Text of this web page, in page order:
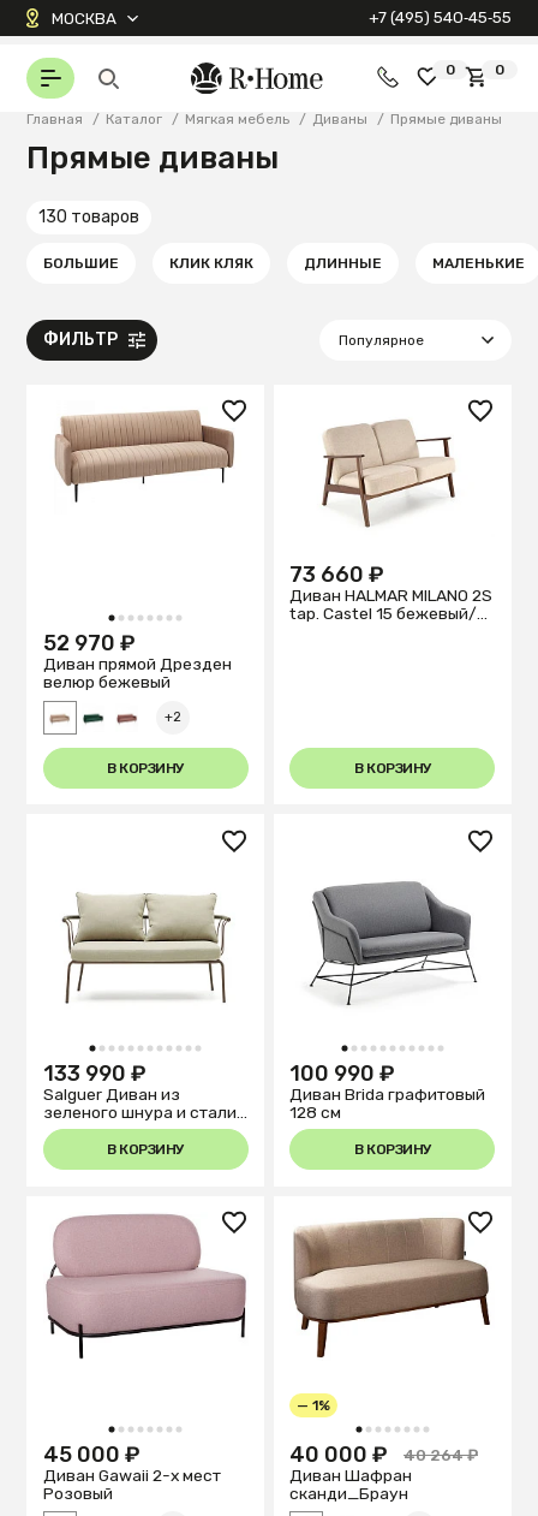
МОСКВА +7 (495) 540‑45‑55
0 0
Главная / Каталог / Мягкая мебель / Диваны / Прямые диваны
Прямые диваны
130 товаров
БОЛЬШИЕ КЛИК КЛЯК ДЛИННЫЕ МАЛЕНЬКИЕ
ФИЛЬТР
1 2 3 4 5 6 7 8
52 970 ₽
Диван прямой Дрезден
велюр бежевый
+2
В КОРЗИНУ
73 660 ₽
Диван HALMAR MILANO 2S
tap. Castel 15 бежевый/
В КОРЗИНУ
1 2 3 4 5 6 7 8 9 101112
133 990 ₽
Salguer Диван из
зеленого шнура и стали
с коричневой окраской
134 см
В КОРЗИНУ
1 2 3 4 5 6 7 8 9 1011
100 990 ₽
Диван Brida графитовый
128 см
В КОРЗИНУ
1 2 3 4 5 6 7 8
45 000 ₽
Диван Gawaii 2-х мест
Розовый
1 2 3 4 5 6 7 8
— 1%
40 000 ₽
40 264 ₽
Диван Шафран
cканди_Браун